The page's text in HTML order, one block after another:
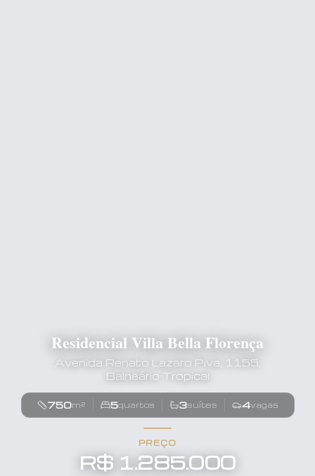
Residencial Villa Bella Florença
Avenida Renato Lazaro Piva, 1155,
Balneário Tropical
750m² 5quartos 3suítes 4vagas
PREÇO
R$ 1.285.000